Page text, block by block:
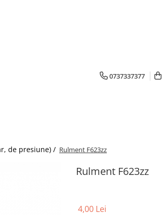
0737337377
de presiune) / Rulment F623zz
Rulment F623zz
4,00 Lei